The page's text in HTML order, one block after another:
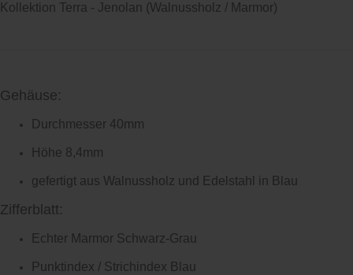
Kollektion Terra - Jenolan (Walnussholz / Marmor)
Gehäuse:
Durchmesser 40mm
Höhe 8,4mm
gefertigt aus Walnussholz und Edelstahl in Blau
Zifferblatt:
Echter Marmor Schwarz-Grau
Punktindex / Strichindex Blau